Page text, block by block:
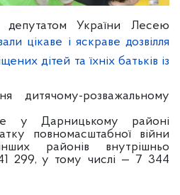
України Лесею
цікаве і яскраве дозвілля
дітей та їхніх батьків із
дитячому-розважальному
у Дарницькому районі
повномасштабної війни
районів внутрішньо
299, у тому числі — 7 344